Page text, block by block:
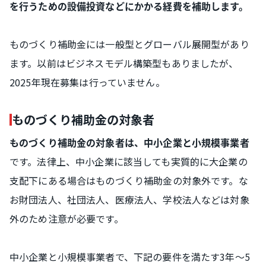
を行うための設備投資などにかかる経費を補助します。
ものづくり補助金には一般型とグローバル展開型があり
ます。以前はビジネスモデル構築型もありましたが、
2025年現在募集は行っていません。
ものづくり補助金の対象者
ものづくり補助金の対象者は、中小企業と小規模事業者
です。法律上、中小企業に該当しても実質的に大企業の
支配下にある場合はものづくり補助金の対象外です。な
お財団法人、社団法人、医療法人、学校法人などは対象
外のため注意が必要です。
中小企業と小規模事業者で、下記の要件を満たす3年～5